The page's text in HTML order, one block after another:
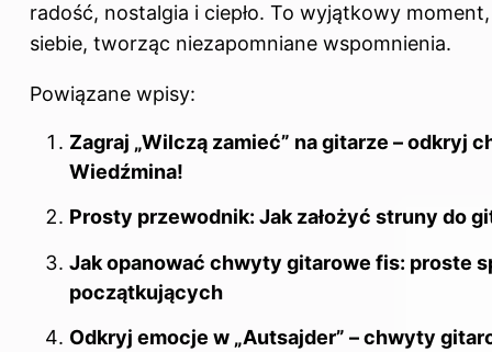
radość, nostalgia i ciepło. To wyjątkowy
siebie, tworząc niezapomniane wspomnienia.
Powiązane wpisy:
Zagraj „Wilczą zamieć” na gitarze – odkryj
Wiedźmina!
Prosty przewodnik: Jak założyć struny do
Jak opanować chwyty gitarowe fis: proste
początkujących
Odkryj emocje w „Autsajder” – chwyty